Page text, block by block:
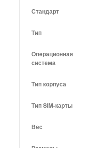
Стандарт
Тип
Операционная
система
Тип корпуса
Тип SIM-карты
Вес